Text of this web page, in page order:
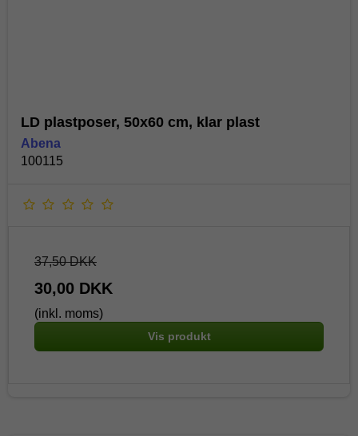
LD plastposer, 50x60 cm, klar plast
Abena
100115
37,50 DKK
30,00 DKK
(inkl. moms)
Vis produkt